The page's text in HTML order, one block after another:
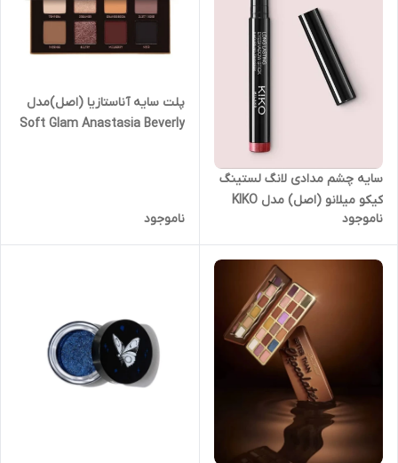
سایه چشم مدادی لانگ لستینگ
کیکو میلانو (اصل) مدل KIKO
Milano Long Lasting
Eyeshadow Stick
ناموجود
پلت سایه آناستازیا (اصل)مدل
Soft Glam Anastasia Beverly
ناموجود